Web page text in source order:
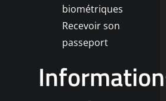
biométriques
Recevoir son
passeport